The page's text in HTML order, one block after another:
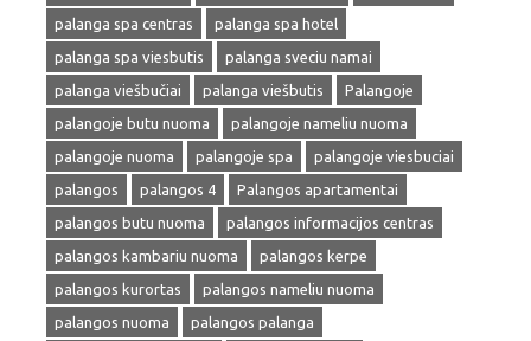
palanga spa centras
palanga spa hotel
palanga spa viesbutis
palanga sveciu namai
palanga viešbučiai
palanga viešbutis
Palangoje
palangoje butu nuoma
palangoje nameliu nuoma
palangoje nuoma
palangoje spa
palangoje viesbuciai
palangos
palangos 4
Palangos apartamentai
palangos butu nuoma
palangos informacijos centras
palangos kambariu nuoma
palangos kerpe
palangos kurortas
palangos nameliu nuoma
palangos nuoma
palangos palanga